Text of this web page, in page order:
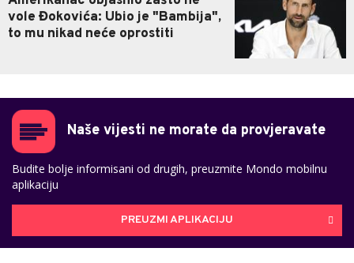
vole Đokovića: Ubio je "Bambija",
to mu nikad neće oprostiti
Naše vijesti ne morate da provjeravate
Budite bolje informisani od drugih, preuzmite Mondo mobilnu
aplikaciju
PREUZMI APLIKACIJU